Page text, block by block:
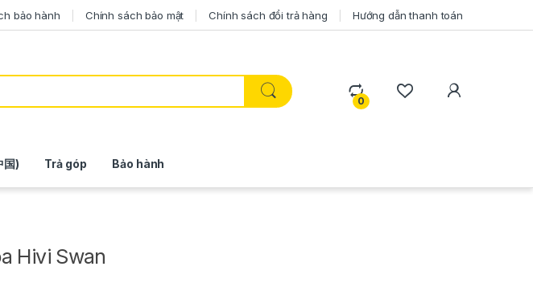
bảo hành Chính sách bảo mật Chính sách đổi trả hàng Hướng dẫn thanh toán
0
国) Trả góp Bảo hành
Hivi Swan